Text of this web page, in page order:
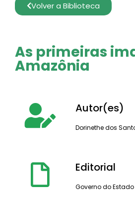
Volver a Biblioteca
As primeiras
Amazônia
Autor(es)
Dorinethe dos
Editorial
Governo do